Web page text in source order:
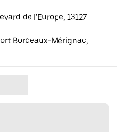
de l'Europe, 13127
Bordeaux-Mérignac,